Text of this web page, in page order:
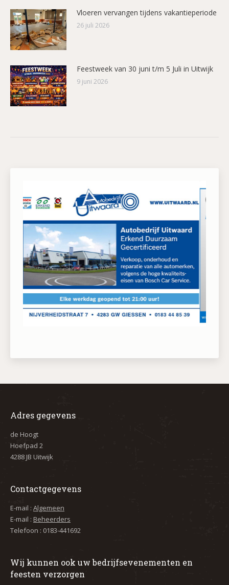
Vloeren vervangen tijdens vakantieperiode
26 juli 2026
Feestweek van 30 juni t/m 5 Juli in Uitwijk
9 juni 2026
Adres gegevens
de Hoogt
Hoefpad 2
4288 JB Uitwijk
Contactgegevens
E-mail : Algemeen
E-mail : Beheerders
Telefoon : 0183-441692
Wij kunnen ook uw bedrijfsevenementen en
feesten verzorgen